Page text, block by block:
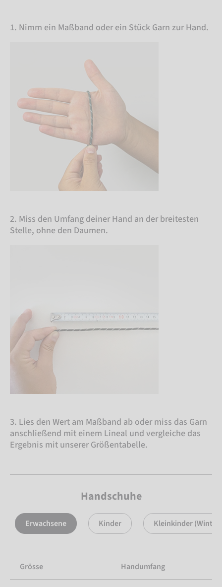
1. Nimm ein Maßband oder ein Stück Garn zur Hand.
2. Miss den Umfang deiner Hand an der breitesten
Stelle, ohne den Daumen.
3. Lies den Wert am Maßband ab oder miss das Garn
anschließend mit einem Lineal und vergleiche das
Ergebnis mit unserer Größentabelle.
Handschuhe
Erwachsene Kinder Kleinkinder
Grösse Handumfang